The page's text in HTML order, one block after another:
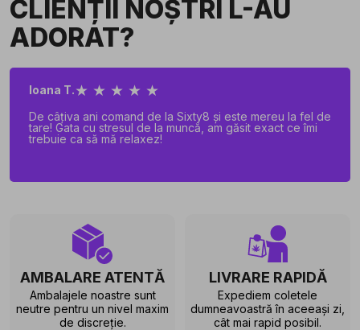
CLIENȚII NOȘTRI L-AU
ADORAT?
Ioana T.★ ★ ★ ★ ★
De câțiva ani comand de la Sixty8 și este mereu la fel de
tare! Gata cu stresul de la muncă, am găsit exact ce îmi
trebuie ca să mă relaxez!
AMBALARE ATENTĂ
Ambalajele noastre sunt
neutre pentru un nivel maxim
de discreție.
LIVRARE RAPIDĂ
Expediem coletele
dumneavoastră în aceeași zi,
cât mai rapid posibil.